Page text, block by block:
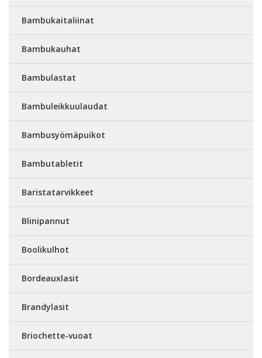
Bambukaitaliinat
Bambukauhat
Bambulastat
Bambuleikkuulaudat
Bambusyömäpuikot
Bambutabletit
Baristatarvikkeet
Blinipannut
Boolikulhot
Bordeauxlasit
Brandylasit
Briochette-vuoat